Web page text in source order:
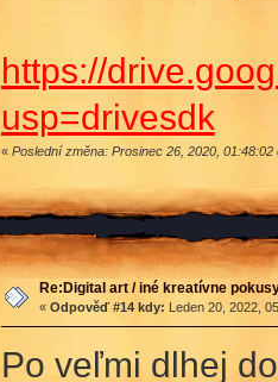
https://
usp=drivesdk
« Poslední změna: Prosinec 26, 2020, 01:48:02
Re:Digital art / iné kreatívne
« Odpověď #14 kdy: Leden 20, 2022,
Po veľmi dlhej